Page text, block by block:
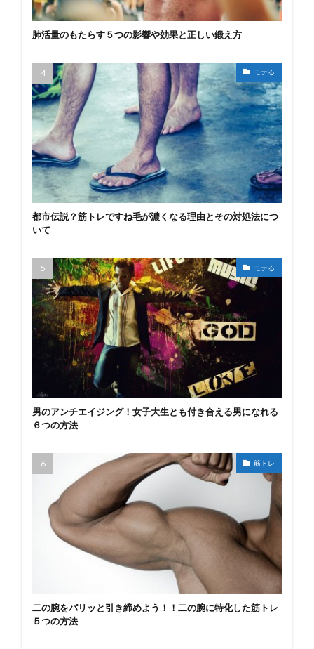
肺活量のもたらす５つの影響や効果と正しい鍛え方
モテる
都市伝説？筋トレですね毛が濃くなる理由とその対処法につ
いて
モテる
男のアンチエイジング！女子大生とも付き合える男になれる
６つの方法
筋トレ
二の腕をパリッと引き締めよう！！二の腕に特化した筋トレ
５つの方法